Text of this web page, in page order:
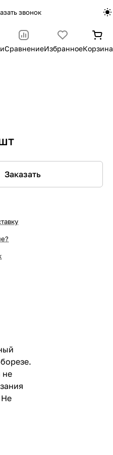
звонок
СравнениеИзбранноеКорзина
Заказать
не
Не